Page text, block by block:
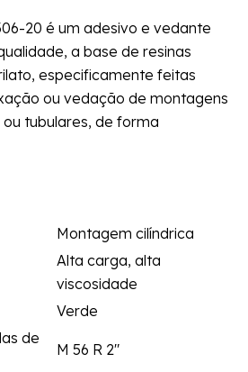
20 é um adesivo e vedante
a base de resinas
especificamente feitas
ou vedação de montagens
tubulares, de forma
Montagem cilíndrica
Alta carga, alta
viscosidade
Verde
de
M 56 R 2"